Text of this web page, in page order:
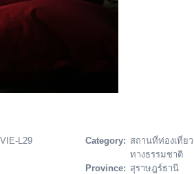
L29
Category: สถานที่ท่องเที่ยว
ทางธรรมชาติ
Province: สุราษฎร์ธานี